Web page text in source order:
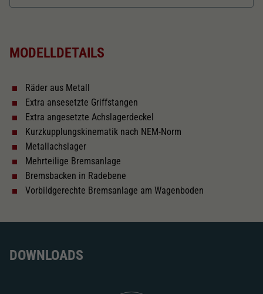
Kurzkupplungskinematik
2187
Tauschsatz für Wechselstrom
Schliessen
MODELLDETAILS
Räder aus Metall
Extra ansesetzte Griffstangen
Extra angesetzte Achslagerdeckel
Kurzkupplungskinematik nach NEM-Norm
Metallachslager
Mehrteilige Bremsanlage
Bremsbacken in Radebene
Vorbildgerechte Bremsanlage am Wagenboden
DOWNLOADS
Webseiten-Betreiber dies eingestellt hat.